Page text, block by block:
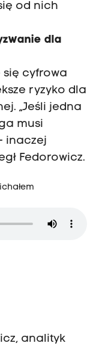
od nich
dla
cyfrowa
ryzyko dla
„Jeśli jedna
musi
inaczej
Fedorowicz.
analityk